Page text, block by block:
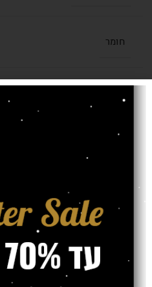
חומר
בחרו מידה (מטר)
עובי שטיח